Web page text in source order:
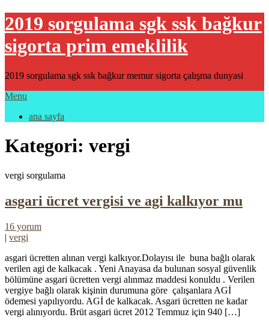
2019 sorgulama sgk ssk bağkur
sigorta prim emeklilik
2019 sorgulama sgk ssk bağkur memur sigorta çalışma dunyasi
Menu
ana sayfa
Kategori: vergi
vergi sorgulama
asgari ücret vergisi ve agi kalkıyor mu
16 yorum
| vergi
asgari ücretten alınan vergi kalkıyor.Dolayısı ile buna bağlı olarak
verilen agi de kalkacak . Yeni Anayasa da bulunan sosyal güvenlik
bölümüne asgari ücretten vergi alınmaz maddesi konuldu . Verilen
vergiye bağlı olarak kişinin durumuna göre çalışanlara AGİ
ödemesi yapılıyordu. AGİ de kalkacak. Asgari ücretten ne kadar
vergi alınıyordu. Brüt asgari ücret 2012 Temmuz için 940 […]